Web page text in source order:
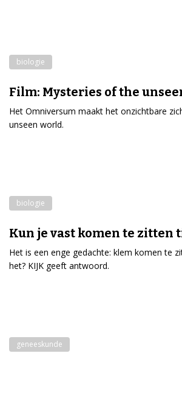
biologie
Film: Mysteries of the
Het Omniversum maakt het onzichtbare
unseen world.
biologie
Kun je vast komen te zitten
Het is een enge gedachte: klem komen te
het? KIJK geeft antwoord.
geneeskunde